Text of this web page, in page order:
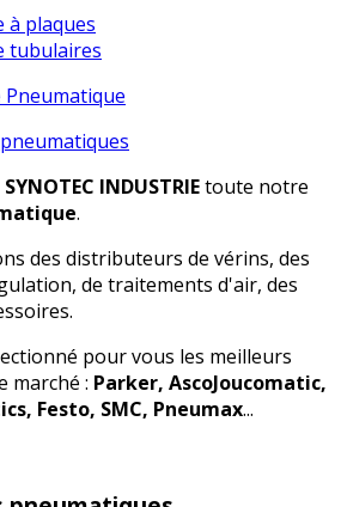
à plaques
tubulaires
Pneumatique
SYNOTEC INDUSTRIEtoute notre
.
des distributeurs de vérins, des
de traitements d'air, des
pour vous les meilleurs
marché : Parker, AscoJoucomatic,
Festo, SMC, Pneumax...